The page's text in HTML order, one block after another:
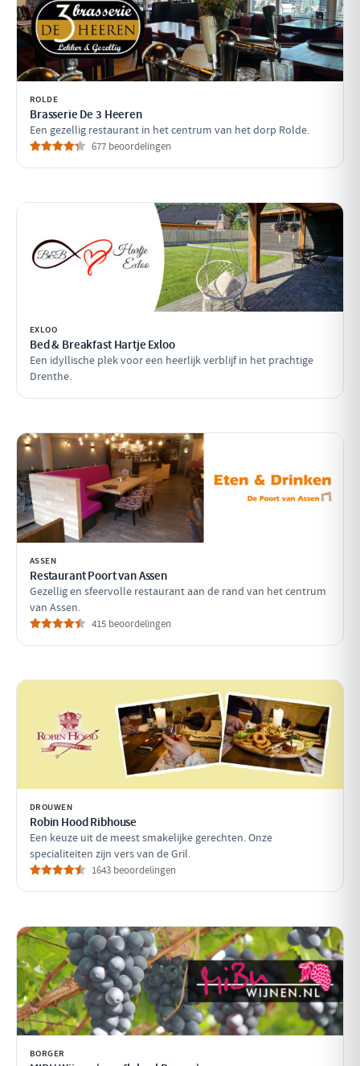
ROLDE
Brasserie De 3 Heeren
Een gezellig restaurant in het centrum van het dorp Rolde.
677 beoordelingen
EXLOO
Bed & Breakfast Hartje Exloo
Een idyllische plek voor een heerlijk verblijf in het prachtige
Drenthe.
ASSEN
Restaurant Poort van Assen
Gezellig en sfeervolle restaurant aan de rand van het centrum
van Assen.
415 beoordelingen
DROUWEN
Robin Hood Ribhouse
Een keuze uit de meest smakelijke gerechten. Onze
specialiteiten zijn vers van de Gril.
1643 beoordelingen
BORGER